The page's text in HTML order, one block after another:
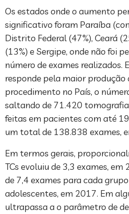
Os estados onde o aumento
significativo foram Paraíba
Distrito Federal (47%), Ceará
(13%) e Sergipe, onde não foi
número de exames realizados.
responde pela maior produção
procedimento no País, o
saltando de 71.420
feitas em pacientes com até
um total de 138.838 exames,
Em termos gerais,
TCs evoluiu de 3,3 exames,
de 7,4 exames para cada
adolescentes, em 2017. Em
ultrapassa a o parâmetro de